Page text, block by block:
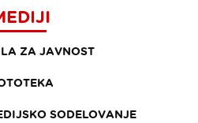
ZA JAVNOST
SODELOVANJE